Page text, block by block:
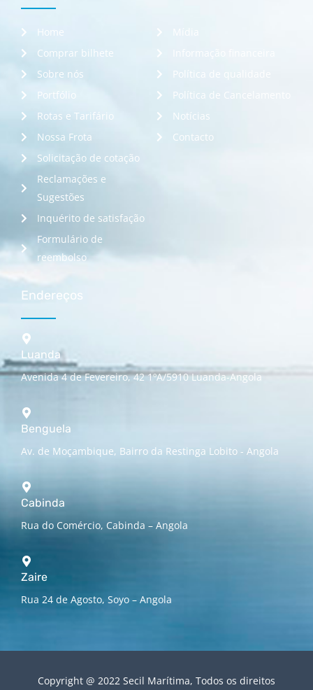
Home
Comprar bilhete
Sobre nós
Portfólio
Rotas e Tarifário
Nossa Frota
Solicitação de cotação
Reclamações e
Sugestões
Inquérito de satisfação
Formulário de
reembolso
Política de qualidade
Política de Cancelamento
Notícias
Contacto
Endereços
Luanda
Avenida 4 de Fevereiro, 42 1ºA/5910 Luanda-Angola
Benguela
Av. de Moçambique, Bairro da Restinga Lobito - Angola
Cabinda
Rua do Comércio, Cabinda – Angola
Zaire
Rua 24 de Agosto, Soyo – Angola
Copyright @ 2022 Secil Marítima, Todos os direitos